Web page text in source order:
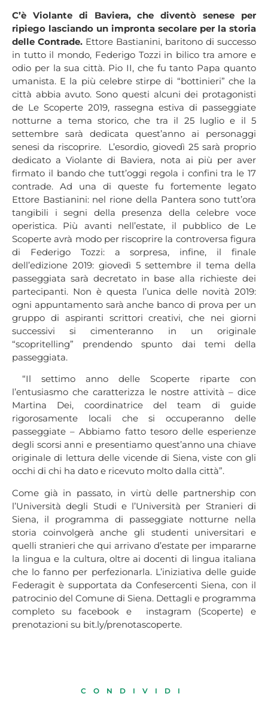
C’è Violante di Baviera, che diventò senese per
ripiego lasciando un impronta secolare per la storia
delle Contrade. Ettore Bastianini, baritono di successo
in tutto il mondo, Federigo Tozzi in bilico tra amore e
odio per la sua città. Pio II, che fu tanto Papa quanto
umanista. E la più celebre stirpe di “bottinieri” che la
città abbia avuto. Sono questi alcuni dei protagonisti
de Le Scoperte 2019, rassegna estiva di passeggiate
notturne a tema storico, che tra il 25 luglio e il 5
settembre sarà dedicata quest’anno ai personaggi
senesi da riscoprire. L’esordio, giovedì 25 sarà proprio
dedicato a Violante di Baviera, nota ai più per aver
firmato il bando che tutt’oggi regola i confini tra le 17
contrade. Ad una di queste fu fortemente legato
Ettore Bastianini: nel rione della Pantera sono tutt’ora
tangibili i segni della presenza della celebre voce
operistica. Più avanti nell’estate, il pubblico de Le
Scoperte avrà modo per riscoprire la controversa figura
di Federigo Tozzi: a sorpresa, infine, il finale
dell’edizione 2019: giovedì 5 settembre il tema della
passeggiata sarà decretato in base alla richieste dei
partecipanti. Non è questa l’unica delle novità 2019:
ogni appuntamento sarà anche banco di prova per un
gruppo di aspiranti scrittori creativi, che nei giorni
successivi si cimenteranno in un originale
“scopritelling” prendendo spunto dai temi della
passeggiata.
“Il settimo anno delle Scoperte riparte con
l’entusiasmo che caratterizza le nostre attività – dice
Martina Dei, coordinatrice del team di guide
rigorosamente locali che si occuperanno delle
passeggiate – Abbiamo fatto tesoro delle esperienze
degli scorsi anni e presentiamo quest’anno una chiave
originale di lettura delle vicende di Siena, viste con gli
occhi di chi ha dato e ricevuto molto dalla città”.
Come già in passato, in virtù delle partnership con
l’Università degli Studi e l’Università per Stranieri di
Siena, il programma di passeggiate notturne nella
storia coinvolgerà anche gli studenti universitari e
quelli stranieri che qui arrivano d’estate per impararne
la lingua e la cultura, oltre ai docenti di lingua italiana
che lo fanno per perfezionarla. L’iniziativa delle guide
Federagit è supportata da Confesercenti Siena, con il
patrocinio del Comune di Siena. Dettagli e programma
completo su facebook e instagram (Scoperte) e
prenotazioni su bit.ly/prenotascoperte.
CONDIVIDI